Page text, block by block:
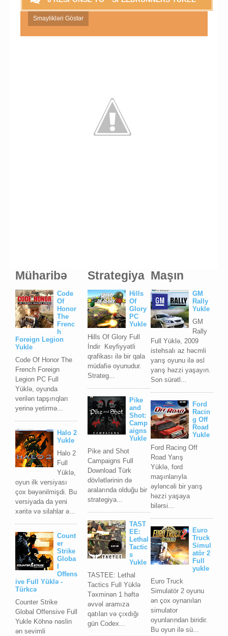
Smaylikləri Göstər
Müharibə
Code
Of
Honor
The
Frenc
h
Foreign Legion
Yukle
Code Of Honor The
French Foreign
Legion PC Full
Yüklə, oyunda
verilən tapşırıqları
yerinə yetirmə...
Halo 2
Yukle
Halo 2
Full
Yüklə,
oyun ilk versiyası
çox bəyənilmişdi. Bu
versiyada da yeni
xəritə və silahlar ə...
Count
er
Strike
Globa
Offens
ive Full Yüklə -
Türkcə
Counter Strike
Global Offensive Full
Yukle Köhnə nəslin
ən sevimli
Maşın
GM
Rally
Yukle
GM
Rally
Full Yüklə, 2009
istehsalı az həcmli
yarış oyunu ilə əsl
yarış həzzi yaşayın.
Son sürətl...
Ford
Racin
g Off
Road
Yukle
Ford Racing Off
Road Yarış
Yüklə, ford
maşınlarıyla
əyləncəli bir yarış
həzzi yaşaya
bilərsi...
Euro
Truck
Simul
atör 2
Full
yukle
Euro Truck
Simulatör 2 oyunu
ən çox oynanılan
simulator
oyunlarından biridir.
Bu oyun ilə sü...
Strategiya
Hills
Of
Glory
PC
Yukle
Hills Of Glory Full
İndir Keyfiyyətli
qrafikası ilə bir qala
müdafiə oyunudur.
Strateg...
Pike
and
Shot:
Camp
aigns
Yukle
Pike and Shot
Campaigns Full
Download Türk
dövlətlərinin də
aralarında olduğu bir
strategiya...
TAST
EE:
Lethal
Tactic
s
Yukle
TASTEE: Lethal
Tactics Full Yüklə
Təxminən 1 həftə
əvvəl aramıza
qatılan və çıxdığı
gün Codex...